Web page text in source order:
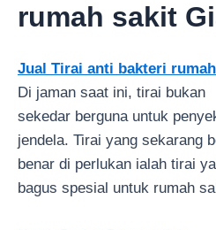
rumah sakit
Jual Tirai anti bakteri
Di jaman saat ini, tirai bukan
sekedar berguna untuk
jendela. Tirai yang sekarang
benar di perlukan ialah tirai
bagus spesial untuk rumah